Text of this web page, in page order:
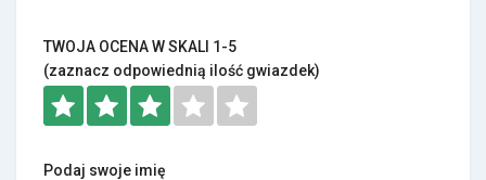
TWOJA OCENA W SKALI 1-5
(zaznacz odpowiednią ilość gwiazdek)
Podaj swoje imię